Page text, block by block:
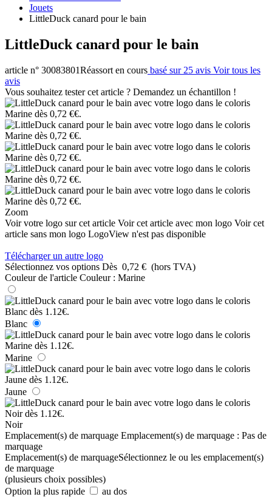
Jouets
LittleDuck canard pour le bain
LittleDuck canard pour le bain
article n° 30083801Réassort en cours basé sur 25 avis Voir tous les
avis
Vous souhaitez tester cet article ? Demandez un échantillon !
Zoom
Voir votre logo sur cet article Voir cet article avec mon logo Voir cet
article sans mon logo LogoView n'est pas disponible
Télécharger un autre logo
Sélectionnez vos options Dès 0,72 € (hors TVA)
Couleur de l'article Couleur : Marine
Blanc
Marine
Jaune
Noir
Emplacement(s) de marquage Emplacement(s) de marquage : Pas de
marquage
Emplacement(s) de marquageSélectionnez le ou les emplacement(s)
de marquage
(plusieurs choix possibles)
Option la plus rapide
au dos